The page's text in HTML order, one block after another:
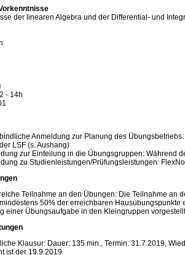
der linearen Algebra und der Differential- und
- 14h
Anmeldung zur Planung des
LSF (s. Aushang)
zur Einteilung in die Übungsgruppen: Während
zu Studienleistungen/Prüfungsleistungen:
Teilnahme an den Übungen: Die Teilnahme an
50% der erreichbaren Hausübungspunkte
einer Übungsaufgabe in den Kleingruppen
Klausur: Dauer: 135 min., Termin: 31.7.2019,
ist der 19.9.2019